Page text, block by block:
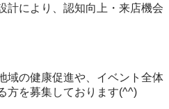
計により、認知向上・来店機会
域の健康促進や、イベント全体
方を募集しております(^^)